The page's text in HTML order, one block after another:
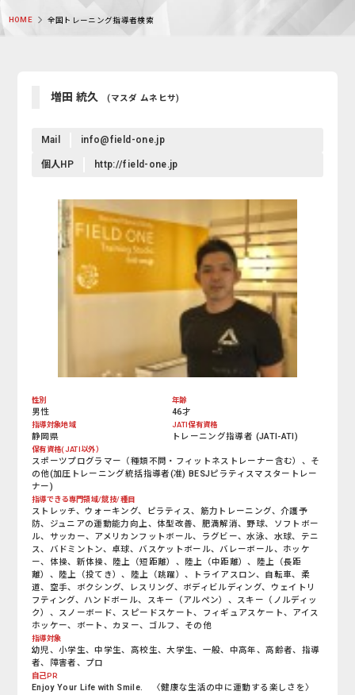
HOME 全国トレーニング指導者検索
増田 統久 (マスダ ムネヒサ)
Mail info@field-one.jp
個人HP http://field-one.jp
性別
男性
年齢
46才
指導対象地域
静岡県
JATI保有資格
トレーニング指導者 (JATI-ATI)
保有資格(JATI以外）
スポーツプログラマー（種類不問・フィットネストレーナー含む）、そ
の他(加圧トレーニング統括指導者(准) BESJピラティスマスタートレー
ナー)
指導できる専門領域/競技/種目
ストレッチ、ウォーキング、ピラティス、筋力トレーニング、介護予
防、ジュニアの運動能力向上、体型改善、肥満解消、野球、ソフトボー
ル、サッカー、アメリカンフットボール、ラグビー、水泳、水球、テニ
ス、バドミントン、卓球、バスケットボール、バレーボール、ホッケ
ー、体操、新体操、陸上（短距離）、陸上（中距離）、陸上（長距
離）、陸上（投てき）、陸上（跳躍）、トライアスロン、自転車、柔
道、空手、ボクシング、レスリング、ボディビルディング、ウェイトリ
フティング、ハンドボール、スキー（アルペン）、スキー（ノルディッ
ク）、スノーボード、スピードスケート、フィギュアスケート、アイス
ホッケー、ボート、カヌー、ゴルフ、その他
指導対象
幼児、小学生、中学生、高校生、大学生、一般、中高年、高齢者、指導
者、障害者、プロ
自己PR
Enjoy Your Life with Smile. 〈健康な生活の中に運動する楽しさを〉